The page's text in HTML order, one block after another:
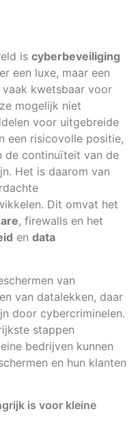
is cyberbeveiliging
een luxe, maar een
kwetsbaar voor
mogelijk niet
voor uitgebreide
een risicovolle positie,
de continuïteit van de
Het is daarom van
Dit omvat het
, firewalls en het
en data
van
van datalekken, daar
door cybercriminelen.
stappen
bedrijven kunnen
en hun klanten
is voor kleine